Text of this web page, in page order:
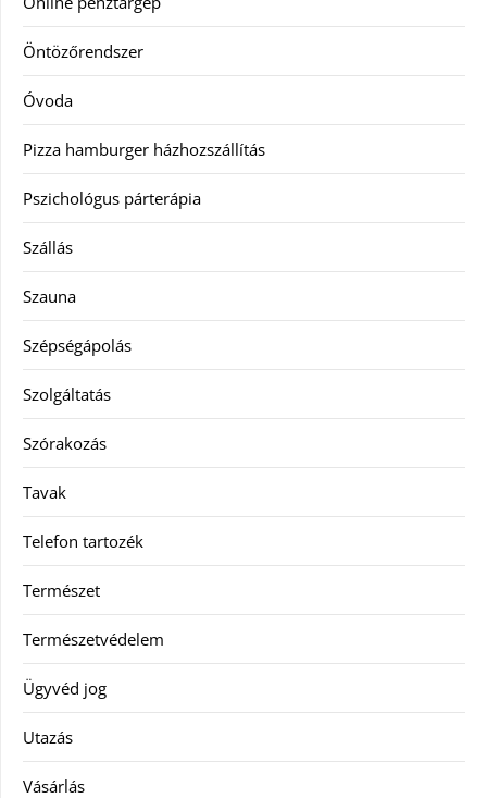
Öntözőrendszer
Óvoda
Pizza hamburger házhozszállítás
Pszichológus párterápia
Szállás
Szauna
Szépségápolás
Szolgáltatás
Szórakozás
Tavak
Telefon tartozék
Természet
Természetvédelem
Ügyvéd jog
Utazás
Vásárlás